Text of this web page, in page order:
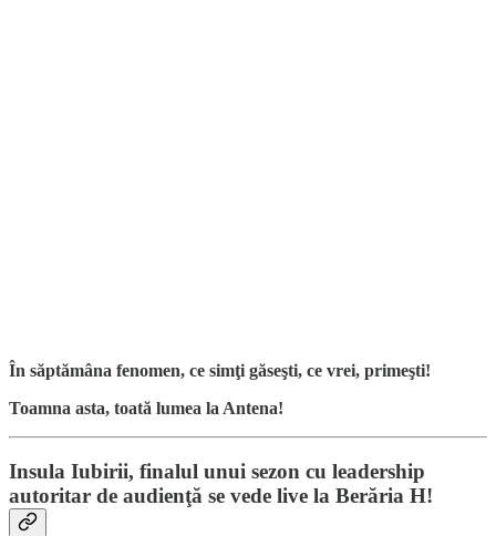
În săptămâna fenomen, ce simţi găseşti, ce vrei, primeşti!
Toamna asta, toată lumea la Antena!
Insula Iubirii, finalul unui sezon cu leadership
autoritar de audienţă se vede live la Berăria H!